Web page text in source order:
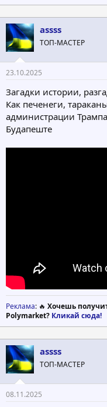
assss
ТОП-МАСТЕР
23.10.2025
Загадки истории,
Как печенеги,
администрации
Будапеште
Реклама: 🔥 Хочешь
Polymarket? Кликай сюда!
assss
ТОП-МАСТЕР
08.11.2025